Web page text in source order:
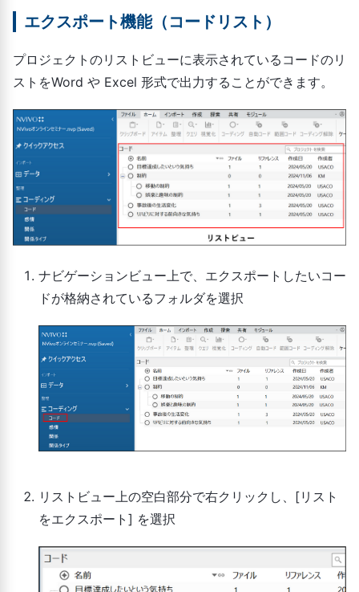
ス
ー
ト
ァ
レ
ン
詳細ビューの[リファレンス] タ
ングリファレンス）を出力。
docx,
rtf, pdf
ブ
ク
コード名とその説明を記述した
ファイルを出力。
docx,
xlsx,
qdc
コ
テ
ン
ツ
体
コードごとに詳細ビューの[サ
マリー] と [リファレンス] タブ
に表示される内容を出力。
html
ス
ス
ト
レ
ポ
自身で希望の項目を選択して、
出力。
txt,
xlsx,
xml
エクスポート機能（コードリスト）
プロジェクトのリストビューに表示されているコードのリ
ストをWord や Excel 形式で出力することができます。
ナビゲーションビュー上で、エクスポートしたいコー
ドが格納されているフォルダを選択
リストビュー上の空白部分で右クリックし、[リスト
をエクスポート] を選択